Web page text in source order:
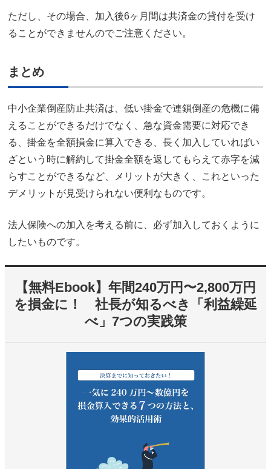
ただし、その場合、加入後6ヶ月間は共済金の貸付を受け
ることができませんのでご注意ください。
まとめ
中小企業倒産防止共済は、低い掛金で連鎖倒産の危機に備
えることができるだけでなく、急な資金需要に対応でき
る、掛金を全額損金に算入できる、長く加入していればい
ざという時に解約して掛金全額を返してもらえて赤字を減
らすことができるなど、メリットが大きく、これといった
デメリットが見受けられない便利なものです。
法人保険への加入を考える前に、必ず加入しておくように
したいものです。
【無料Ebook】年間240万円〜2,800万円
を損金に！ 社長が知るべき「利益繰延
べ」7つの実践策